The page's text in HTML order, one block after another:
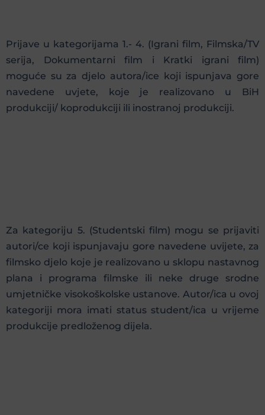
Prijave u kategorijama 1.- 4. (Igrani film, Filmska/TV
serija, Dokumentarni film i Kratki igrani film)
moguće su za djelo autora/ice koji ispunjava gore
navedene uvjete, koje je realizovano u BiH
produkciji/ koprodukciji ili inostranoj produkciji.
Za kategoriju 5. (Studentski film) mogu se prijaviti
autori/ce koji ispunjavaju gore navedene uvijete, za
filmsko djelo koje je realizovano u sklopu nastavnog
plana i programa filmske ili neke druge srodne
umjetničke visokoškolske ustanove. Autor/ica u ovoj
kategoriji mora imati status student/ica u vrijeme
produkcije predloženog dijela.